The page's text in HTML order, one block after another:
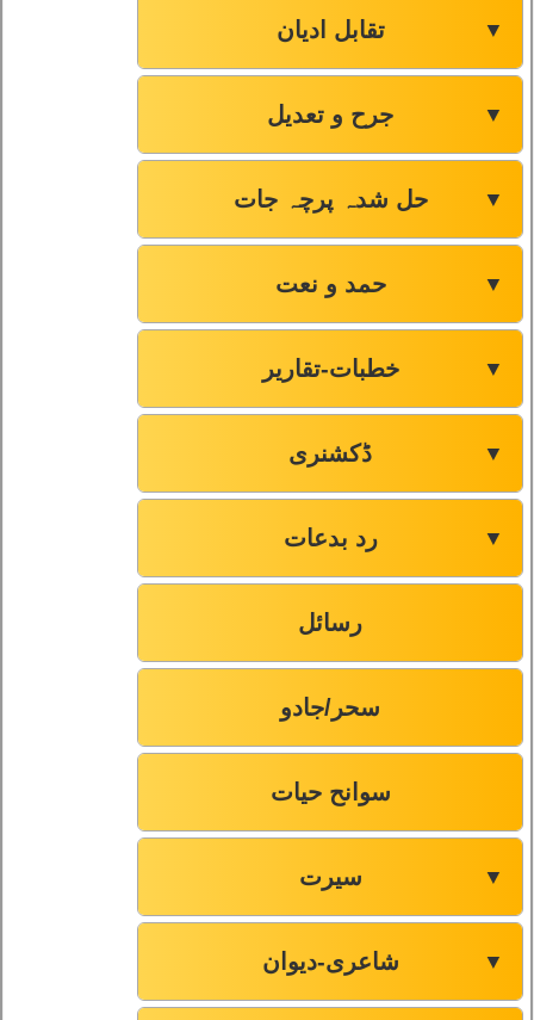
تقابل ادیان ▼
جرح و تعدیل ▼
حل شدہ پرچہ جات ▼
حمد و نعت ▼
خطبات-تقاریر ▼
ڈکشنری ▼
رد بدعات ▼
رسائل
سحر/جادو
سوانح حیات
سیرت ▼
شاعری-دیوان ▼